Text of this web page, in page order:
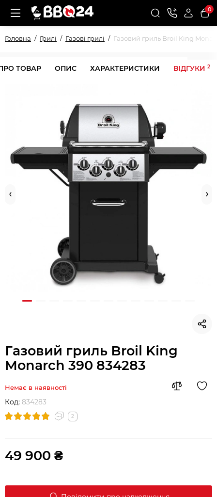
0
Головна Грилі Газові грилі Газовий гриль Broil King
ТОВАР ОПИС ХАРАКТЕРИСТИКИ ВІДГУКИ 2
Газовий гриль Broil King
Monarch 390 834283
Немає в наявності
Код: 834283
2
49 900 ₴